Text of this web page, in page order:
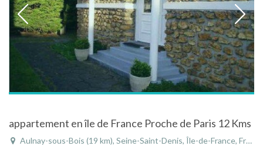
appartement en île de France Proche de Paris 12 Kms
Aulnay-sous-Bois (19 km), Seine-Saint-Denis, Île-de-France, France